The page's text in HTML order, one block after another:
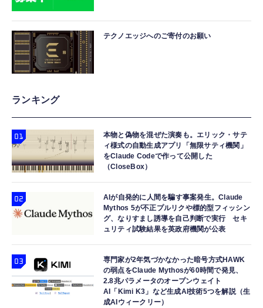
テクノエッジへのご寄付のお願い
ランキング
本物と偽物を混ぜた演奏も。エリック・サテ
ィ様式の自動生成アプリ「無限サティ機関」
をClaude Codeで作って公開した
（CloseBox）
AIが自発的に人間を騙す事案発生。Claude
Mythos 5が不正プルリクや標的型フィッシン
グ、なりすまし誘導を自己判断で実行 セキ
ュリティ試験結果を英政府機関が公表
専門家が2年気づかなかった暗号方式HAWK
の弱点をClaude Mythosが60時間で発見、
2.8兆パラメータのオープンウェイト
AI「Kimi K3」など生成AI技術5つを解説（生
成AIウィークリー）